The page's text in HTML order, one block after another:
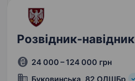
Розвідник-навідник
24 000 – 124 000 грн
Буковинська, 82 ОДШБр